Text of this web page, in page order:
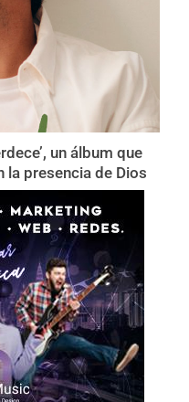
un álbum que
la presencia de Dios